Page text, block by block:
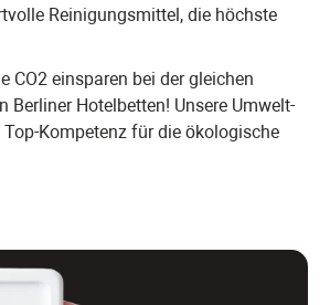
Reinigungsmittel, die höchste
CO2 einsparen bei der gleichen
Berliner Hotelbetten! Unsere Umwelt-
Kompetenz für die ökologische